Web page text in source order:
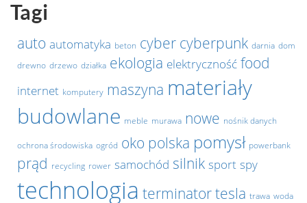
Tagi
auto automatyka beton cyber cyberpunk darnia dom
drewno drzewo działka ekologia elektryczność food
internet komputery maszyna materiały
budowlane meble murawa nowe nośnik danych
ochrona środowiska ogród oko polska pomysł powerbank
prąd recycling rower samochód silnik sport spy
technologia terminatortesla trawa woda